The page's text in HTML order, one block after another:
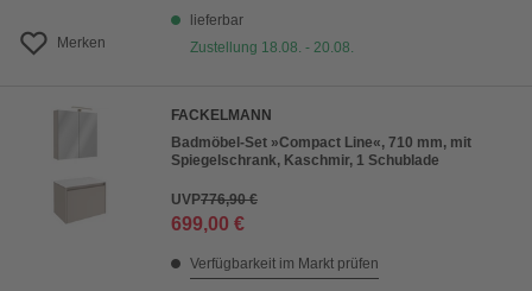
Merken
lieferbar
Zustellung 18.08. - 20.08.
FACKELMANN
Badmöbel-Set »Compact Line«, 710 mm, mit
Spiegelschrank, Kaschmir, 1 Schublade
UVP776,90 €
699,00 €
Verfügbarkeit im Markt prüfen